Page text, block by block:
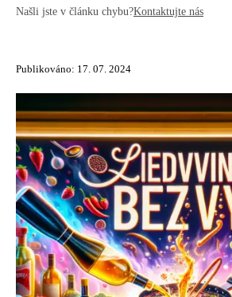
Našli jste v článku chybu?Kontaktujte nás
Publikováno: 17. 07. 2024